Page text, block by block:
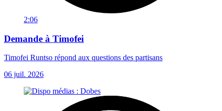
2:06
Demande à Timofei
Timofei Runtso répond aux questions des partisans
06 juil. 2026